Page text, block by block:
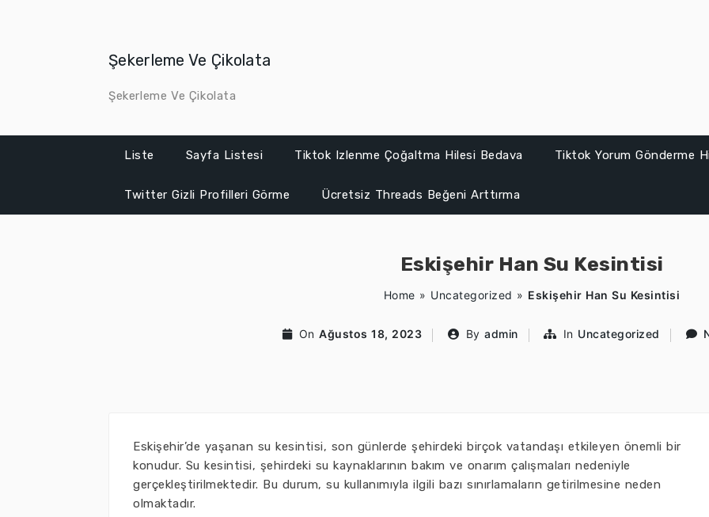
Şekerleme Ve Çikolata
Şekerleme Ve Çikolata
Liste Sayfa Listesi Tiktok Izlenme Çoğaltma Hilesi Bedava Tiktok Yorum Gönderme
Twitter Gizli Profilleri Görme Ücretsiz Threads Beğeni Arttırma
Eskişehir Han Su Kesintisi
Home » Uncategorized » Eskişehir Han Su Kesintisi
On Ağustos 18, 2023 By admin In Uncategorized
Eskişehir’de yaşanan su kesintisi, son günlerde şehirdeki birçok vatandaşı etkileyen önemli bir
konudur. Su kesintisi, şehirdeki su kaynaklarının bakım ve onarım çalışmaları nedeniyle
gerçekleştirilmektedir. Bu durum, su kullanımıyla ilgili bazı sınırlamaların getirilmesine neden
olmaktadır.